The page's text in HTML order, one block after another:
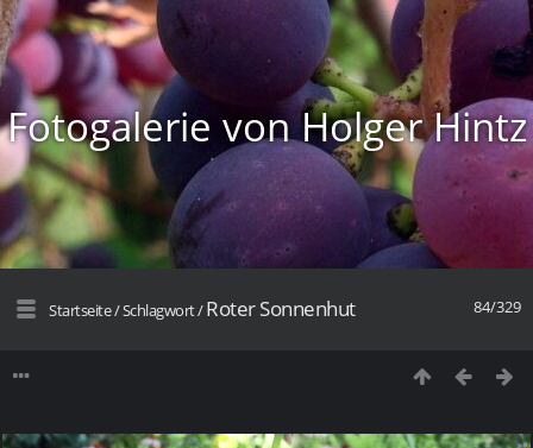
Fotogalerie von Holger Hintz
84/329
Startseite/Schlagwort/Roter Sonnenhut